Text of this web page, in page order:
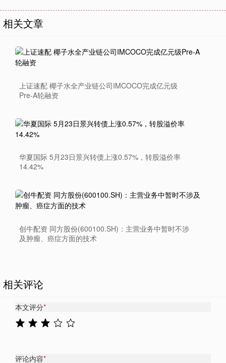
相关文章
上证速配 椰子水全产业链公司IMCOCO完成亿元级
Pre-A轮融资
华夏国际 5月23日景兴转债上涨0.57%，转股溢价率
14.42%
创牛配资 同方股份(600100.SH)：主营业务中暂时不涉
及肿瘤、癌症方面的技术
相关评论
本文评分*
评论内容*